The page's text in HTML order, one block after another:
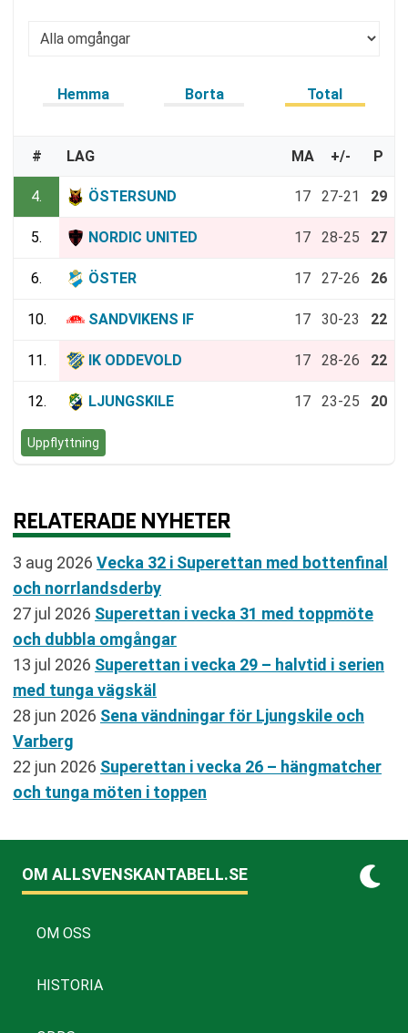
Hemma Borta Total
# LAG MA +/- P
4. ÖSTERSUND 17 27-21 29
5. NORDIC UNITED 17 28-25 27
6. ÖSTER 17 27-26 26
10. SANDVIKENS IF 17 30-23 22
11. IK ODDEVOLD 17 28-26 22
12. LJUNGSKILE 17 23-25 20
Uppflyttning
RELATERADE NYHETER
3 aug 2026 Vecka 32 i Superettan med bottenfinal
och norrlandsderby
27 jul 2026 Superettan i vecka 31 med toppmöte
och dubbla omgångar
13 jul 2026 Superettan i vecka 29 – halvtid i serien
med tunga vägskäl
28 jun 2026 Sena vändningar för Ljungskile och
Varberg
22 jun 2026 Superettan i vecka 26 – hängmatcher
och tunga möten i toppen
OM ALLSVENSKANTABELL.SE
OM OSS
HISTORIA